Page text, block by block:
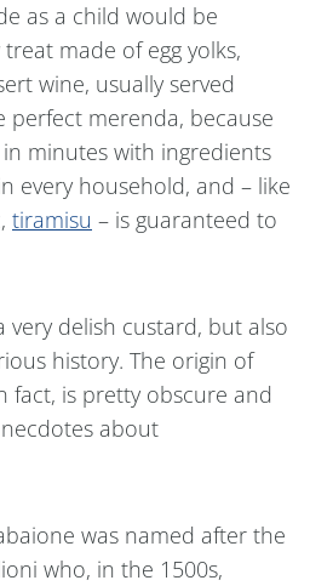
as a child would be
made of egg yolks,
wine, usually served
perfect merenda, because
minutes with ingredients
every household, and – like
tiramisu – is guaranteed to
very delish custard, but also
history. The origin of
fact, is pretty obscure and
about
was named after the
who, in the 1500s,